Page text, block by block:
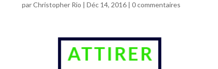
parChristopher Rio | Déc 14, 2016| 0 commentaires